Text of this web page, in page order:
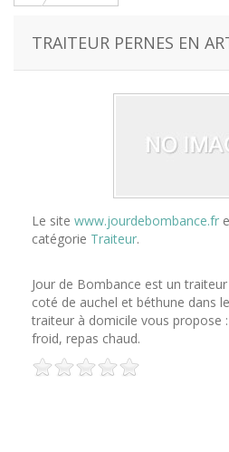
TRAITEUR PERNES EN
Le site www.jourdebombance.fr
catégorie Traiteur.
Jour de Bombance est un
coté de auchel et béthune dans
traiteur à domicile vous propose
froid, repas chaud.